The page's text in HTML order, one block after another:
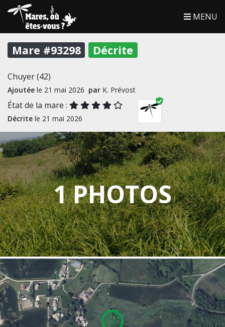
MENU
Mare #93298 Décrite
Chuyer (42)
Ajoutée le 21 mai 2026 par K. Prévost
État de la mare :
Décrite le 21 mai 2026
1 PHOTOS